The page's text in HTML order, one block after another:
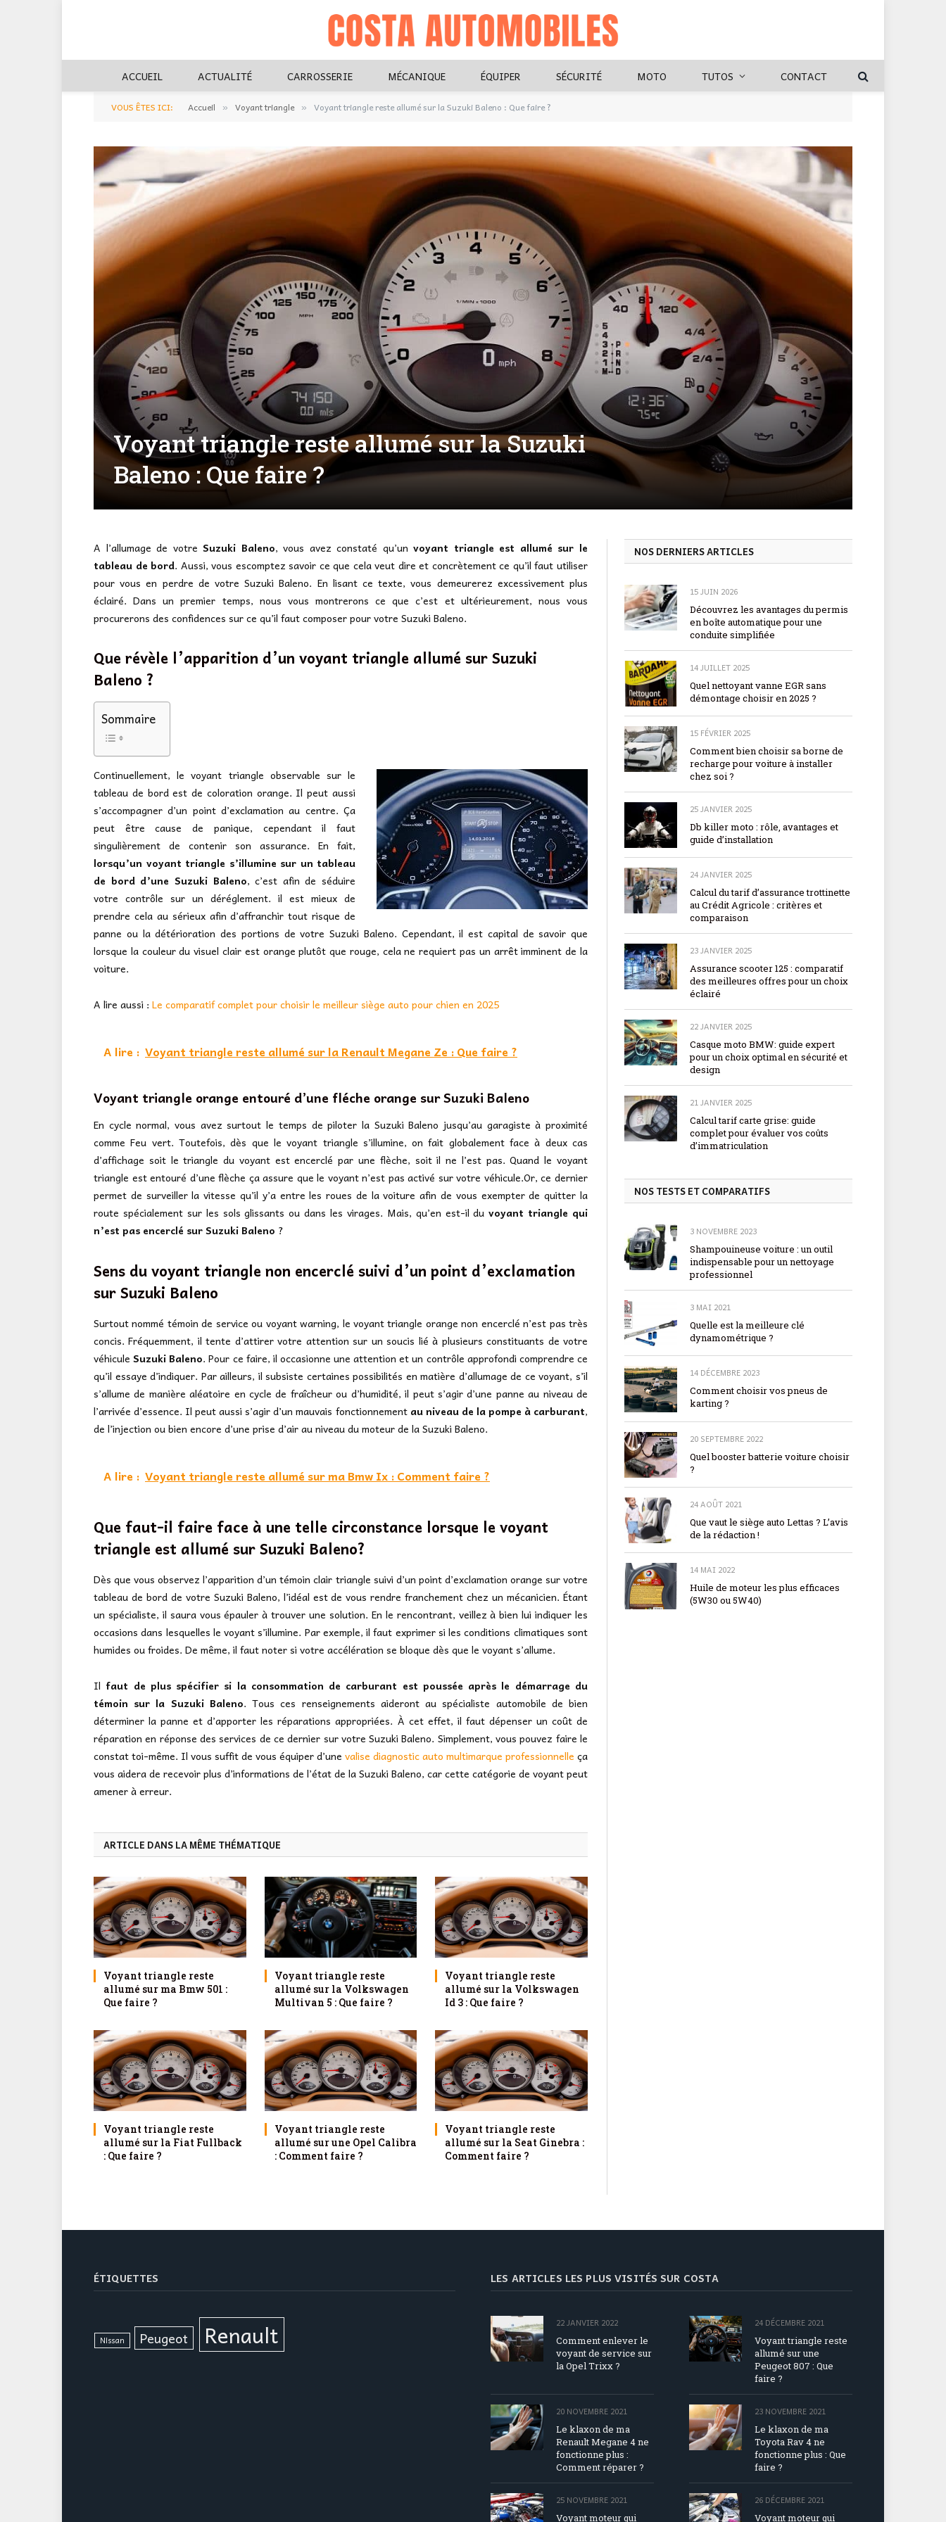
ACCUEIL ACTUALITÉ CARROSSERIE MÉCANIQUE ÉQUIPER SÉCURITÉ MOTO TUTOS CONTACT
VOUS ÊTES ICI: Accueil » Voyant triangle » Voyant triangle reste allumé sur la Suzuki Baleno : Que faire ?
Voyant triangle reste allumé sur la Suzuki
Baleno : Que faire ?
A l’allumage de votreSuzuki Baleno, vous avez constaté qu’unvoyant triangle est allumé sur le
tableau de bord. Aussi, vous escomptez savoir ce que cela veut dire et concrètement ce qu’il faut utiliser
pour vous en perdre de votre Suzuki Baleno. En lisant ce texte, vous demeurerez excessivement plus
éclairé. Dans un premier temps, nous vous montrerons ce que c’est et ultérieurement, nous vous
procurerons des confidences sur ce qu’il faut composer pour votre Suzuki Baleno.
Que révèle l’apparition d’un voyant triangle allumé sur Suzuki
Baleno ?
Sommaire
Continuellement, le voyant triangle observable sur le
tableau de bord est de coloration orange. Il peut aussi
s’accompagner d’un point d’exclamation au centre. Ça
peut être cause de panique, cependant il faut
singulièrement de contenir son assurance. En fait,
lorsqu’un voyant triangle s’illumine sur un tableau
de bord d’une Suzuki Baleno, c’est afin de séduire
votre contrôle sur un déréglement. il est mieux de
prendre cela au sérieux afin d’affranchir tout risque de
panne ou la détérioration des portions de votre Suzuki Baleno. Cependant, il est capital de savoir que
lorsque la couleur du visuel clair est orange plutôt que rouge, cela ne requiert pas un arrêt imminent de la
voiture.
A lire aussi : Le comparatif complet pour choisir le meilleur siège auto pour chien en 2025
A lire : Voyant triangle reste allumé sur la Renault Megane Ze : Que faire ?
Voyant triangle orange entouré d’une fléche orange sur Suzuki Baleno
En cycle normal, vous avez surtout le temps de piloter la Suzuki Baleno jusqu’au garagiste à proximité
comme Feu vert. Toutefois, dès que le voyant triangle s’illumine, on fait globalement face à deux cas
d’affichage soit le triangle du voyant est encerclé par une flèche, soit il ne l’est pas. Quand le voyant
triangle est entouré d’une flèche ça assure que le voyant n’est pas activé sur votre véhicule.Or, ce dernier
permet de surveiller la vitesse qu’il y’a entre les roues de la voiture afin de vous exempter de quitter la
route spécialement sur les sols glissants ou dans les virages. Mais, qu’en est-il duvoyant triangle qui
n’est pas encerclé sur Suzuki Baleno ?
Sens du voyant triangle non encerclé suivi d’un point d’exclamation
surSuzuki Baleno
Surtout nommé témoin de service ou voyant warning, le voyant triangle orange non encerclé n’est pas très
concis. Fréquemment, il tente d’attirer votre attention sur un soucis lié à plusieurs constituants de votre
véhiculeSuzuki Baleno. Pour ce faire, il occasionne une attention et un contrôle approfondi comprendre ce
qu’il essaye d’indiquer. Par ailleurs, il subsiste certaines possibilités en matière d’allumage de ce voyant, s’il
s’allume de manière aléatoire en cycle de fraîcheur ou d’humidité, il peut s’agir d’une panne au niveau de
l’arrivée d’essence. Il peut aussi s’agir d’un mauvais fonctionnement au niveau de la pompe à carburant,
de l’injection ou bien encore d’une prise d’air au niveau du moteur de la Suzuki Baleno.
A lire : Voyant triangle reste allumé sur ma Bmw Ix : Comment faire ?
Que faut-il faire face à une telle circonstance lorsque le voyant
triangle est allumé sur Suzuki Baleno?
Dès que vous observez l’apparition d’un témoin clair triangle suivi d’un point d’exclamation orange sur votre
tableau de bord de votre Suzuki Baleno, l’idéal est de vous rendre franchement chez un mécanicien. Étant
un spécialiste, il saura vous épauler à trouver une solution. En le rencontrant, veillez à bien lui indiquer les
occasions dans lesquelles le voyant s’illumine. Par exemple, il faut exprimer si les conditions climatiques sont
humides ou froides. De même, il faut noter si votre accélération se bloque dès que le voyant s’allume.
Il faut de plus spécifier si la consommation de carburant est poussée après le démarrage du
témoin sur la Suzuki Baleno. Tous ces renseignements aideront au spécialiste automobile de bien
déterminer la panne et d’apporter les réparations appropriées. À cet effet, il faut dépenser un coût de
réparation en réponse des services de ce dernier sur votre Suzuki Baleno. Simplement, vous pouvez faire le
constat toi-même. Il vous suffit de vous équiper d’une valise diagnostic auto multimarque professionnelle ça
vous aidera de recevoir plus d’informations de l’état de la Suzuki Baleno, car cette catégorie de voyant peut
amener à erreur.
ARTICLE DANS LA MÊME THÉMATIQUE
Voyant triangle reste
allumé sur ma Bmw 501 :
Que faire ?
Voyant triangle reste
allumé sur la Volkswagen
Multivan 5 : Que faire ?
Voyant triangle reste
allumé sur la Volkswagen
Id 3 : Que faire ?
Voyant triangle reste
allumé sur la Fiat Fullback
: Que faire ?
Voyant triangle reste
allumé sur une Opel Calibra
: Comment faire ?
Voyant triangle reste
allumé sur la Seat Ginebra :
Comment faire ?
NOS DERNIERS ARTICLES
15 JUIN 2026
Découvrez les avantages du permis
en boîte automatique pour une
conduite simplifiée
14 JUILLET 2025
Quel nettoyant vanne EGR sans
démontage choisir en 2025 ?
15 FÉVRIER 2025
Comment bien choisir sa borne de
recharge pour voiture à installer
chez soi ?
25 JANVIER 2025
Db killer moto : rôle, avantages et
guide d’installation
24 JANVIER 2025
Calcul du tarif d’assurance trottinette
au Crédit Agricole : critères et
comparaison
23 JANVIER 2025
Assurance scooter 125 : comparatif
des meilleures offres pour un choix
éclairé
22 JANVIER 2025
Casque moto BMW: guide expert
pour un choix optimal en sécurité et
design
21 JANVIER 2025
Calcul tarif carte grise: guide
complet pour évaluer vos coûts
d’immatriculation
NOS TESTS ET COMPARATIFS
3 NOVEMBRE 2023
Shampouineuse voiture : un outil
indispensable pour un nettoyage
professionnel
3 MAI 2021
Quelle est la meilleure clé
dynamométrique ?
14 DÉCEMBRE 2023
Comment choisir vos pneus de
karting ?
20 SEPTEMBRE 2022
Quel booster batterie voiture choisir
?
24 AOÛT 2021
Que vaut le siège auto Lettas ? L’avis
de la rédaction !
14 MAI 2022
Huile de moteur les plus efficaces
(5W30 ou 5W40)
ÉTIQUETTES
Nissan Peugeot Renault
LES ARTICLES LES PLUS VISITÉS SUR COSTA
22 JANVIER 2022
Comment enlever le
voyant de service sur
la Opel Trixx ?
24 DÉCEMBRE 2021
Voyant triangle reste
allumé sur une
Peugeot 807 : Que
faire ?
20 NOVEMBRE 2021
Le klaxon de ma
Renault Megane 4 ne
fonctionne plus :
Comment réparer ?
23 NOVEMBRE 2021
Le klaxon de ma
Toyota Rav 4 ne
fonctionne plus : Que
faire ?
25 NOVEMBRE 2021
Voyant moteur qui
26 DÉCEMBRE 2021
Voyant moteur qui